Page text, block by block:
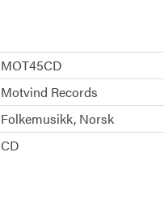
MOT45CD
Motvind Records
Folkemusikk Norsk
CD